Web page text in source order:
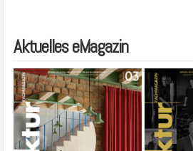
Aktuelles eMagazin